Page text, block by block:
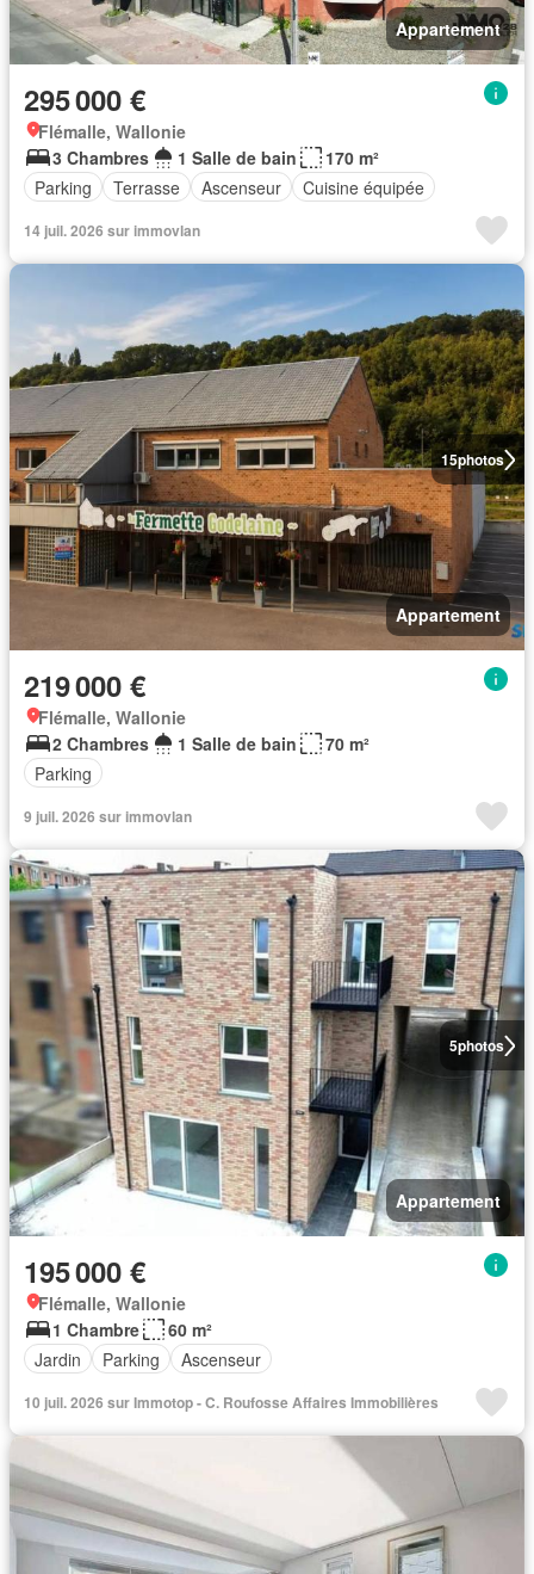
Appartement
295 000 €
Flémalle, Wallonie
3 Chambres
1 Salle de bain
170 m²
Parking
Terrasse Ascenseur Cuisine équipée
14 juil. 2026 sur immovlan
15photos
Appartement
219 000 €
Flémalle, Wallonie
2 Chambres
1 Salle de bain
70 m²
Parking
9 juil. 2026 sur immovlan
5photos
Appartement
195 000 €
Flémalle, Wallonie
1 Chambre
60 m²
Jardin
Parking Ascenseur
10 juil. 2026 sur Immotop - C. Roufosse Affaires Immobilières